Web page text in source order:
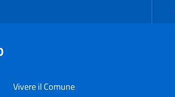
Vivere il Comune